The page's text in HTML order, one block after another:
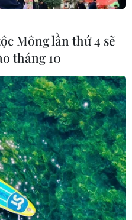
máy biến rác
hợp tác giải quyết
đang gặp phải trong quá
các nhà máy xử lý
lượng.
Mông lần thứ 4 sẽ
tháng 10